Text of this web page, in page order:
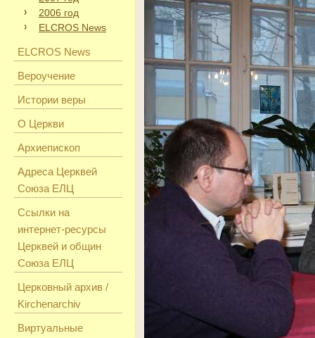
2006 год
ELCROS News
ELCROS News
Вероучение
Истории веры
О Церкви
Архиепископ
Адреса Церквей
Союза ЕЛЦ
Ссылки на
интернет-ресурсы
Церквей и общин
Союза ЕЛЦ
Церковный архив /
Kirchenarchiv
Виртуальные